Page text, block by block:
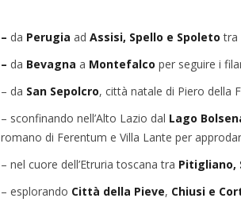
– da Perugia ad Assisi, Spello e Spoleto tra
– da Bevagna a Montefalco per seguire i
– da San Sepolcro, città natale di Piero della
– sconfinando nell’Alto Lazio dal Lago
romano di Ferentum e Villa Lante per
– nel cuore dell’Etruria toscana tra Pitigliano,
– esplorando Città della Pieve, Chiusi e